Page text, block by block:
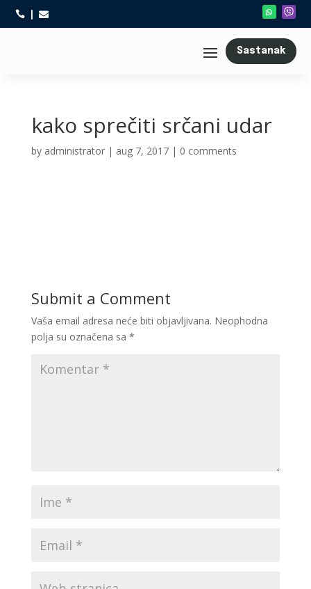
 
Sastanak
kako sprečiti srčani udar
by administrator| aug 7, 2017| 0 comments
Submit a Comment
Vaša email adresa neće biti objavljivana. Neophodna
polja su označena sa *